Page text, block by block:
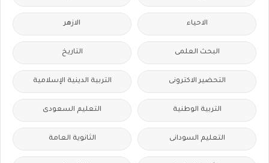
الاحياء الازهر
البحث العلمى التاريخ
التحضير الاكترونى التربية الدينية الإسلامية
التربية الوطنية التعليم السعودى
التعليم السودانى الثانوية العامة